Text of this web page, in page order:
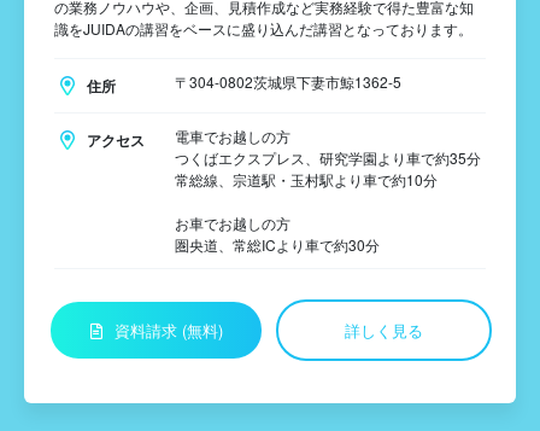
の業務ノウハウや、企画、見積作成など実務経験で得た豊富な知
識をJUIDAの講習をベースに盛り込んだ講習となっております。
住所 〒304-0802茨城県下妻市鯨1362-5
アクセス
電車でお越しの方
つくばエクスプレス、研究学園より車で約35分
常総線、宗道駅・玉村駅より車で約10分
お車でお越しの方
圏央道、常総ICより車で約30分
資料請求 (無料) 詳しく見る